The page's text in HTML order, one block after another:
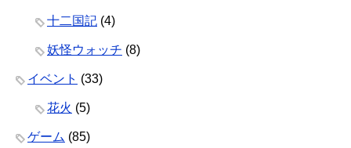
十二国記 (4)
妖怪ウォッチ (8)
イベント (33)
花火 (5)
ゲーム (85)